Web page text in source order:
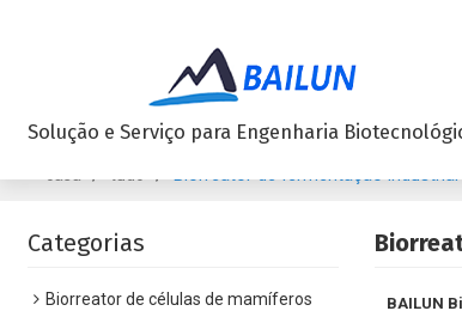
Solução e Serviço para Engenharia
/ / Biorreator de fermentação
Categorias
Biorreator de células de mamíferos BAILUN